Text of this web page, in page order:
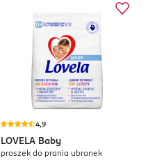
4,9
LOVELA Baby
proszek do prania ubranek